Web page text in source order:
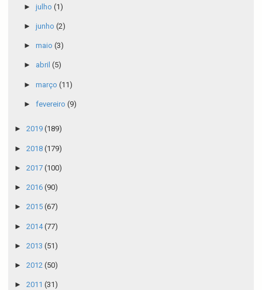
► julho (1)
► junho (2)
► maio (3)
► abril (5)
► março (11)
► fevereiro (9)
► 2019 (189)
► 2018 (179)
► 2017 (100)
► 2016 (90)
► 2015 (67)
► 2014(77)
► 2013 (51)
► 2012 (50)
► 2011 (31)